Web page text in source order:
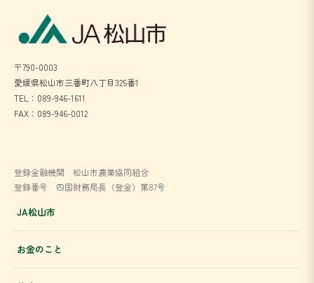
〒790-0003
愛媛県松山市三番町八丁目325番1
TEL：089-946-1611
FAX：089-946-0012
登録金融機関 松山市農業協同組合
登録番号 四国財務局長（登金）第87号
JA松山市
お金のこと